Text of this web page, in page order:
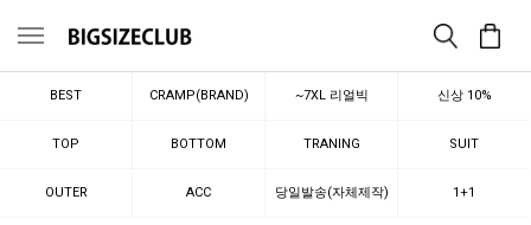
메뉴
BEST CRAMP(BRAND) ~7XL 리얼빅 신상 10%
TOP BOTTOM TRANING SUIT
OUTER ACC 당일발송(자체제작) 1+1